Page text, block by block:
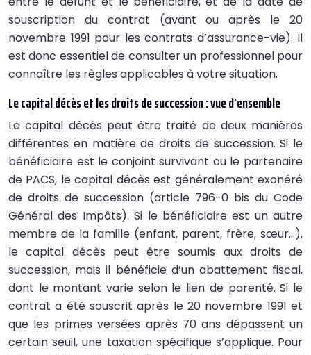
souscription du contrat (avant ou après le 20
novembre 1991 pour les contrats d’assurance-vie). Il
est donc essentiel de consulter un professionnel pour
connaître les règles applicables à votre situation.
Le capital décès et les droits de succession : vue d’ensemble
Le capital décès peut être traité de deux manières
différentes en matière de droits de succession. Si le
bénéficiaire est le conjoint survivant ou le partenaire
de PACS, le capital décès est généralement exonéré
de droits de succession (article 796-0 bis du Code
Général des Impôts). Si le bénéficiaire est un autre
membre de la famille (enfant, parent, frère, sœur…),
le capital décès peut être soumis aux droits de
succession, mais il bénéficie d’un abattement fiscal,
dont le montant varie selon le lien de parenté. Si le
contrat a été souscrit après le 20 novembre 1991 et
que les primes versées après 70 ans dépassent un
certain seuil, une taxation spécifique s’applique. Pour